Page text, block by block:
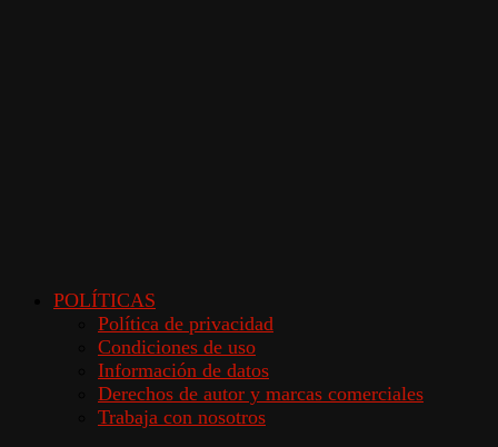
POLÍTICAS
Política de privacidad
Condiciones de uso
Información de datos
Derechos de autor y marcas comerciales
Trabaja con nosotros